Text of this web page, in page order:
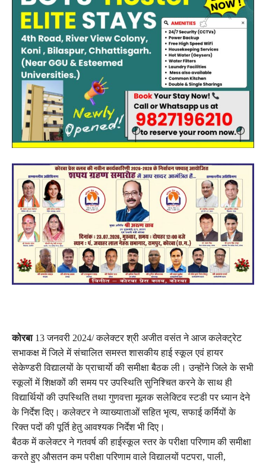
कोरबा13 जनवरी 2024/ कलेक्टर श्री अजीत वसंत ने आज कलेक्ट्रेट
सभाकक्ष में जिले में संचालित समस्त शासकीय हाई स्कूल एवं हायर
सेकेण्डरी विद्यालयों के प्राचार्याे की समीक्षा बैठक ली। उन्होंने जिले के सभी
स्कूलों में शिक्षकों की समय पर उपस्थिति सुनिश्चित करने के साथ ही
विद्यार्थियों की उपस्थिति तथा गुणवत्ता मूलक सलेक्टिव स्टडी पर ध्यान देने
के निर्देश दिए। कलेक्टर ने व्याख्याताओं सहित भृत्य, सफाई कर्मियों के
रिक्त पदों की पूर्ति हेतु आवश्यक निर्देश भी दिए।
बैठक में कलेक्टर ने गतवर्ष की हाईस्कूल स्तर के परीक्षा परिणाम की समीक्षा
करते हुए औसतन कम परीक्षा परिणाम वाले विद्यालयों पटपरा, पाली,